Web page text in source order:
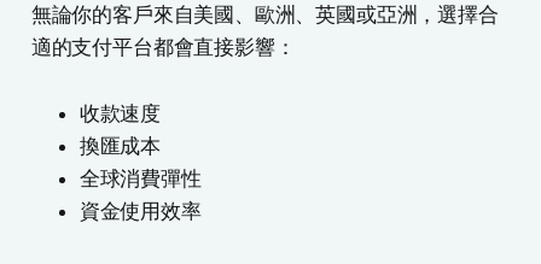
無論你的客戶來自美國、歐洲、英國或亞洲，選擇合
適的支付平台都會直接影響：
收款速度
換匯成本
全球消費彈性
資金使用效率